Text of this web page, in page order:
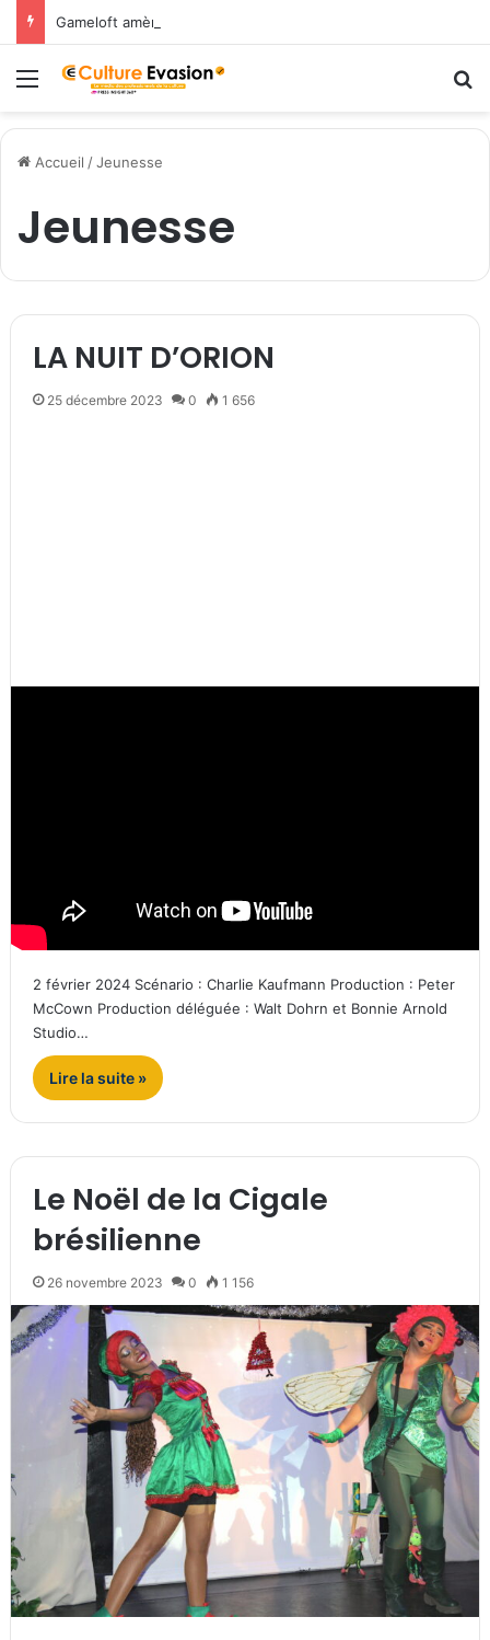
Menu
Accueil /Jeunesse
Jeunesse
LA NUIT D’ORION
25 décembre 2023 0 1 656
2 février 2024 Scénario : Charlie Kaufmann Production : Peter
McCown Production déléguée : Walt Dohrn et Bonnie Arnold
Studio…
Lire la suite »
Le Noël de la Cigale
brésilienne
26 novembre 2023 0 1 156